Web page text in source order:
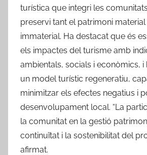
turística que integri les
preservi tant el patrimoni
immaterial. Ha destacat que és
els impactes del turisme amb
ambientals, socials i econòmics,
un model turístic regeneratiu,
minimitzar els efectes negatius i
desenvolupament local. “La
la comunitat en la gestió
continuïtat i la sostenibilitat del
afirmat.